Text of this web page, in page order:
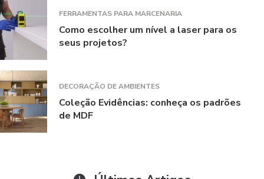
FERRAMENTAS PARA MARCENARIA
Como escolher um nível a laser para os
seus projetos?
DECORAÇÃO DE AMBIENTES
Coleção Evidências: conheça os padrões
de MDF